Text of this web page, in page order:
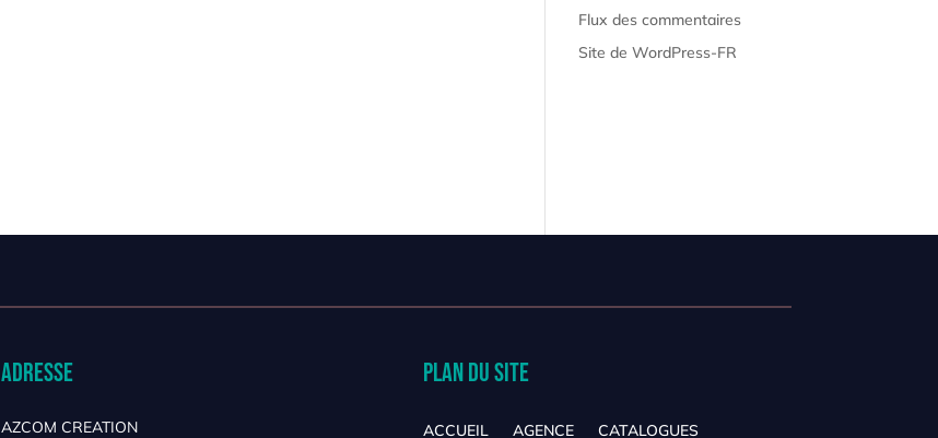
Flux des commentaires
Site de WordPress-FR
Adresse
AZCOM CREATION
Plan du site
ACCUEIL AGENCE CATALOGUES